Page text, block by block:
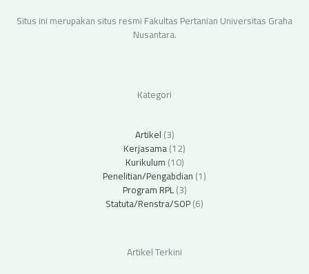
Situs ini merupakan situs resmi Fakultas Pertanian Universitas Graha
Nusantara.
Kategori
Artikel(3)
Kerjasama(12)
Kurikulum(10)
Penelitian/Pengabdian(1)
Program RPL(3)
Statuta/Renstra/SOP(6)
Artikel Terkini